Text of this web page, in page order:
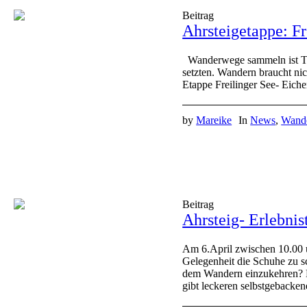
Beitrag
Ahrsteigetappe:
Wanderwege sammeln ist
setzten. Wandern braucht
Etappe Freilinger See-
byMareike InNews,
Beitrag
Ahrsteig-
Am 6.April zwischen 10.00
Gelegenheit die Schuhe zu
dem Wandern
gibt leckeren